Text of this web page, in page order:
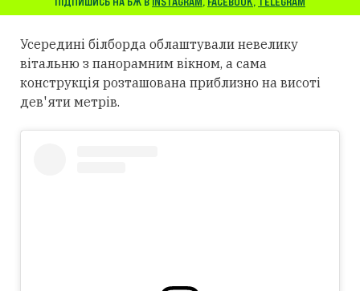
Усередині білборда облаштували невелику
вітальню з панорамним вікном, а сама
конструкція розташована приблизно на висоті
дев'яти метрів.